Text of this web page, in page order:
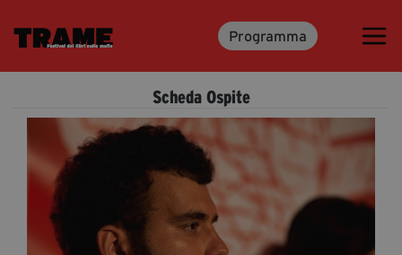
Programma
Trame.15
Media & Press
News & Kit
Scheda Ospite